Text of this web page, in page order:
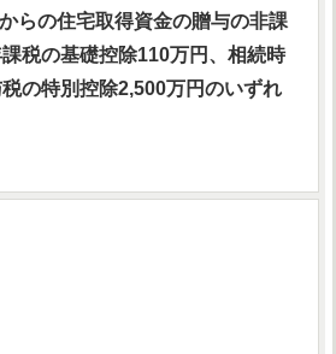
らの住宅取得資金の贈与の非課
税の基礎控除110万円、相続時
の特別控除2,500万円のいずれ